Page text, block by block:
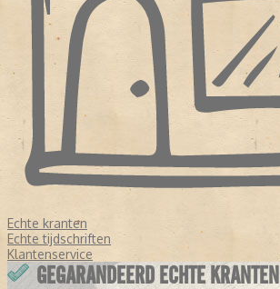
Echte kranten
Echte tijdschriften
Klantenservice
GEGARANDEERD ECHTE KRANTEN